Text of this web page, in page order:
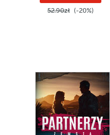
52.90zł (-20%)